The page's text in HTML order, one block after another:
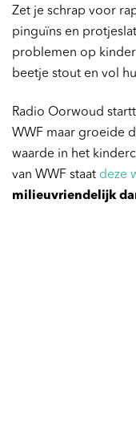
Zet je schrap voor
pinguïns en
problemen op
beetje stout en vol
Radio Oorwoud
WWF maar groeide
waarde in het
van WWF staat deze
milieuvriendelijk